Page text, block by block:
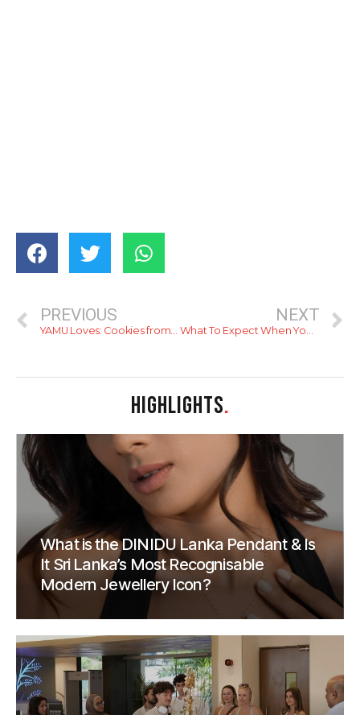
PREVIOUS
YAMU Loves: Cookies from Subway
NEXT
What To Expect When You’re In Sri Lanka
HIGHLIGHTS.
What is the DINIDU Lanka Pendant & Is
It Sri Lanka’s Most Recognisable
Modern Jewellery Icon?